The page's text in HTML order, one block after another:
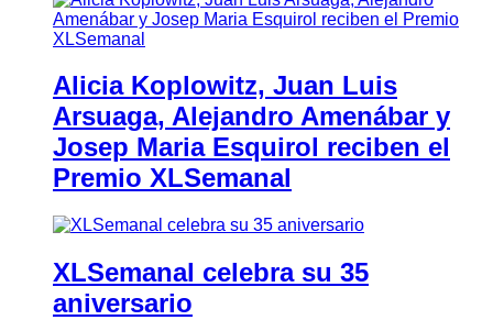
Alicia Koplowitz, Juan Luis
Arsuaga, Alejandro Amenábar y
Josep Maria Esquirol reciben el
Premio XLSemanal
XLSemanal celebra su 35
aniversario